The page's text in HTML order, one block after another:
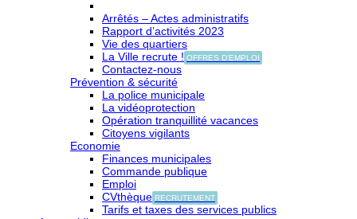
Arrêtés – Actes administratifs
Rapport d’activités 2023
Vie des quartiers
La Ville recrute ! OFFRES D'EMPLOI
Contactez-nous
Prévention & sécurité
La police municipale
La vidéoprotection
Opération tranquillité vacances
Citoyens vigilants
Economie
Finances municipales
Commande publique
Emploi
CVthèque RECRUTEMENT
Tarifs et taxes des services publics